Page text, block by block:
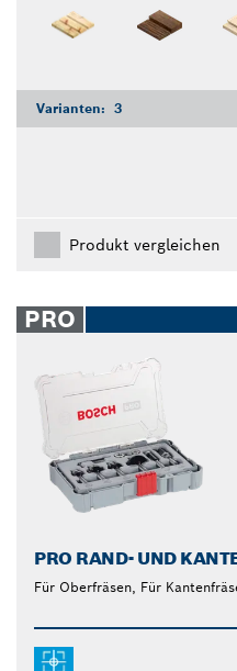
Varianten: 3
Produkt vergleichen
PRO
PRO RAND- UND
Für Oberfräsen, Für